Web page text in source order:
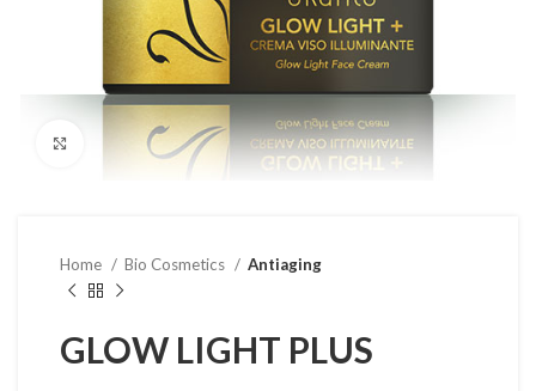
Clicca per ingrandire
Home Bio Cosmetics Antiaging
GLOW LIGHT PLUS